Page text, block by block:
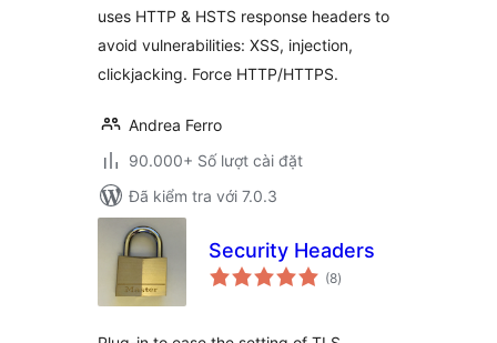
uses HTTP & HSTS response headers to
avoid vulnerabilities: XSS, injection,
clickjacking. Force HTTP/HTTPS.
Andrea Ferro
90.000+ Số lượt cài đặt
Đã kiểm tra với 7.0.3
Security Headers
(8tổng
đánh
)